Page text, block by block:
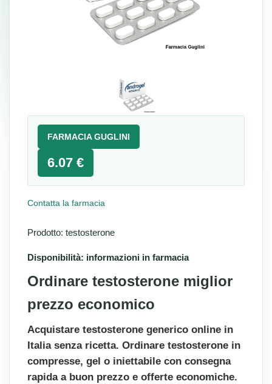
FARMACIA GUGLINI
6.07 €
Contatta la farmacia
Prodotto: testosterone
Disponibilità: informazioni in farmacia
Ordinare testosterone miglior
prezzo economico
Acquistare testosterone generico online in
Italia senza ricetta. Ordinare testosterone in
compresse, gel o iniettabile con consegna
rapida a buon prezzo e offerte economiche.